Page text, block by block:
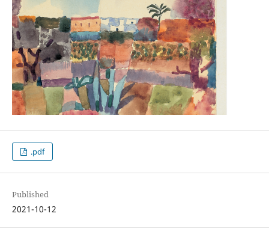
.pdf
Published
2021-10-12